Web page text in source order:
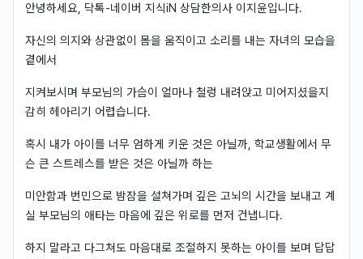
안녕하세요, 닥톡-네이버 지식iN 상담한의사 이지윤입니다.
자신의 의지와 상관없이 몸을 움직이고 소리를 내는 자녀의 모습을
곁에서
지켜보시며 부모님의 가슴이 얼마나 철렁 내려앉고 미어지셨을지
감히 헤아리기 어렵습니다.
혹시 내가 아이를 너무 엄하게 키운 것은 아닐까, 학교생활에서 무
슨 큰 스트레스를 받은 것은 아닐까 하는
미안함과 번민으로 밤잠을 설쳐가며 깊은 고뇌의 시간을 보내고 계
실 부모님의 애타는 마음에 깊은 위로를 먼저 건냅니다.
하지 말라고 다그쳐도 마음대로 조절하지 못하는 아이를 보며 답답